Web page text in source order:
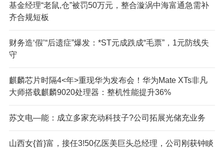
基金经理“老鼠,仓”被罚50万元，整合漩涡中海富通急需补
齐合规短板
财务造‘假’“后遗症”爆发：*ST元成跌成“毛票”，1元防线失
守
麒麟芯片时隔4<年>重现华为发布会！华为Mate XTs非凡
大师搭载麒麟9020处理器：整机性能提升36%
苏文电—能：成立多家充动科技子?公司拓展光储充业务
山西女{首}富，接任3!50亿医美巨头总经理，公司刚获钟睒